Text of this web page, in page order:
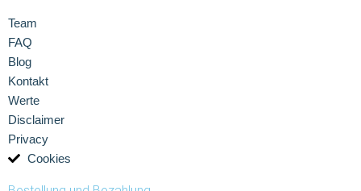
Team
FAQ
Blog
Kontakt
Werte
Disclaimer
Privacy
Cookies